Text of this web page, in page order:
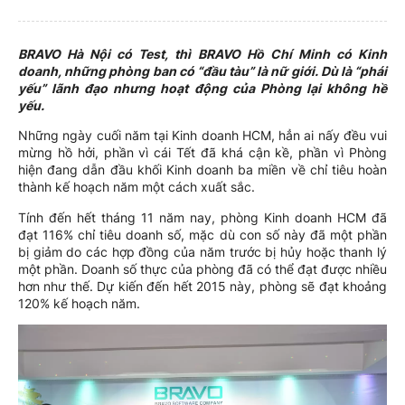
BRAVO Hà Nội có Test, thì BRAVO Hồ Chí Minh có Kinh
doanh, những phòng ban có “đầu tàu” là nữ giới. Dù là “phái
yếu” lãnh đạo nhưng hoạt động của Phòng lại không hề
yếu.
Những ngày cuối năm tại Kinh doanh HCM, hẳn ai nấy đều vui
mừng hồ hởi, phần vì cái Tết đã khá cận kề, phần vì Phòng
hiện đang dẫn đầu khối Kinh doanh ba miền về chỉ tiêu hoàn
thành kế hoạch năm một cách xuất sắc.
Tính đến hết tháng 11 năm nay, phòng Kinh doanh HCM đã
đạt 116% chỉ tiêu doanh số, mặc dù con số này đã một phần
bị giảm do các hợp đồng của năm trước bị hủy hoặc thanh lý
một phần. Doanh số thực của phòng đã có thể đạt được nhiều
hơn như thế. Dự kiến đến hết 2015 này, phòng sẽ đạt khoảng
120% kế hoạch năm.